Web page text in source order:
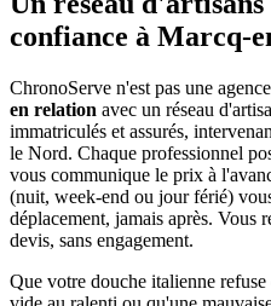
confiance à Marcq-
ChronoServe n'est pas une
en relation avec un réseau
immatriculés et assurés,
le Nord. Chaque professionnel
vous communique le prix à
(nuit, week-end ou jour férié)
déplacement, jamais après. Vous
devis, sans engagement.
Que votre douche italienne